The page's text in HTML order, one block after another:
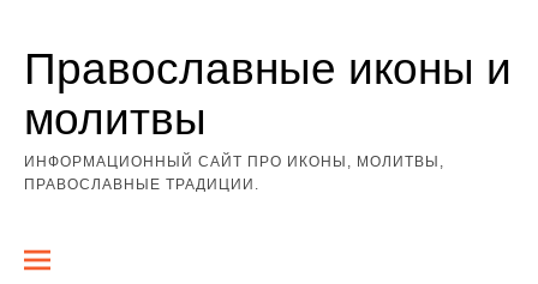
содержимому
Православные иконы и
молитвы
ИНФОРМАЦИОННЫЙ САЙТ ПРО ИКОНЫ, МОЛИТВЫ,
ПРАВОСЛАВНЫЕ ТРАДИЦИИ.